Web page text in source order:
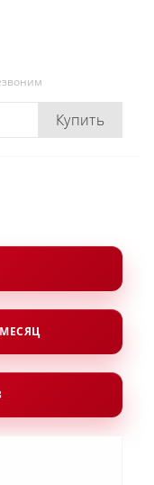
Купить
МЕСЯЦ